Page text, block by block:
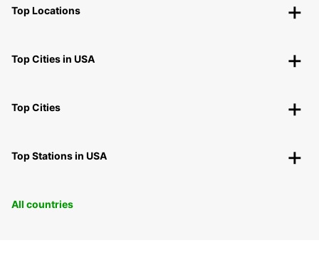
Top Locations
Top Cities in USA
Top Cities
Top Stations in USA
All countries